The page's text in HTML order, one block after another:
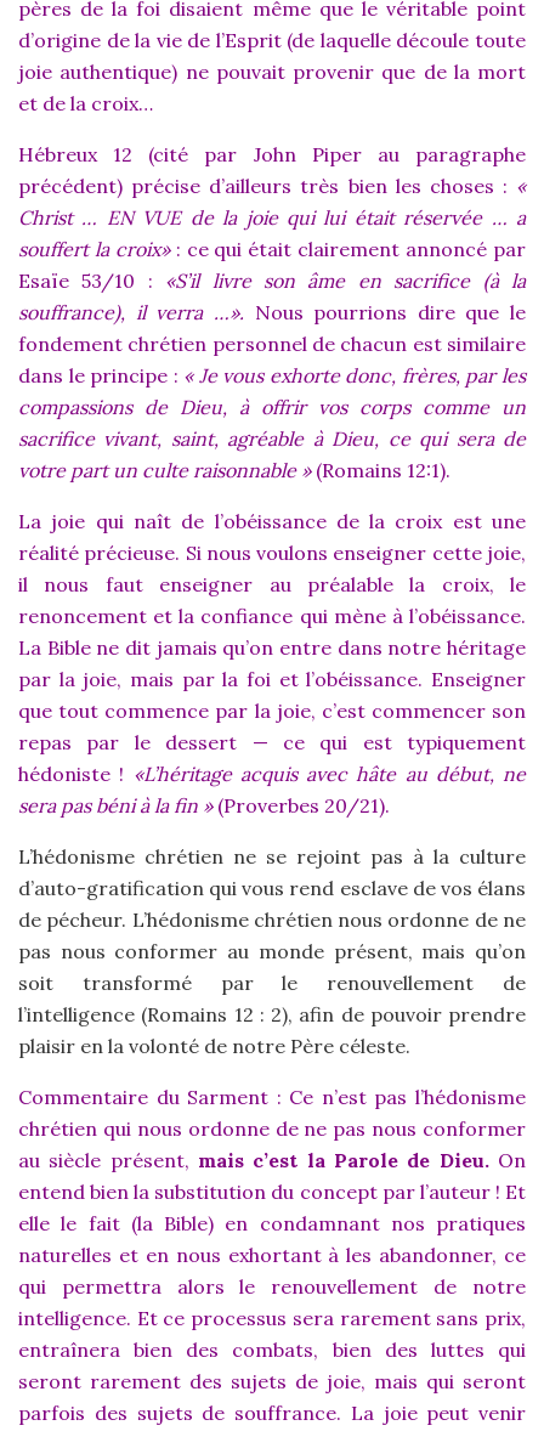
pères de la foi disaient même que le véritable point
d’origine de la vie de l’Esprit (de laquelle découle toute
joie authentique) ne pouvait provenir que de la mort
et de la croix…
Hébreux 12 (cité par John Piper au paragraphe
précédent) précise d’ailleurs très bien les choses : «
Christ … EN VUE de la joie qui lui était réservée … a
souffert la croix» : ce qui était clairement annoncé par
Esaïe 53/10 : «S’il livre son âme en sacrifice (à la
souffrance), il verra …». Nous pourrions dire que le
fondement chrétien personnel de chacun est similaire
dans le principe : « Je vous exhorte donc, frères, par les
compassions de Dieu, à offrir vos corps comme un
sacrifice vivant, saint, agréable à Dieu, ce qui sera de
votre part un culte raisonnable »(Romains 12:1).
La joie qui naît de l’obéissance de la croix est une
réalité précieuse. Si nous voulons enseigner cette joie,
il nous faut enseigner au préalable la croix, le
renoncement et la confiance qui mène à l’obéissance.
La Bible ne dit jamais qu’on entre dans notre héritage
par la joie, mais par la foi et l’obéissance. Enseigner
que tout commence par la joie, c’est commencer son
repas par le dessert — ce qui est typiquement
hédoniste ! «L’héritage acquis avec hâte au début, ne
sera pas béni à la fin »(Proverbes 20/21).
L’hédonisme chrétien ne se rejoint pas à la culture
d’auto-gratification qui vous rend esclave de vos élans
de pécheur. L’hédonisme chrétien nous ordonne de ne
pas nous conformer au monde présent, mais qu’on
soit transformé par le renouvellement de
l’intelligence (Romains 12 : 2), afin de pouvoir prendre
plaisir en la volonté de notre Père céleste.
Commentaire du Sarment : Ce n’est pas l’hédonisme
chrétien qui nous ordonne de ne pas nous conformer
au siècle présent, mais c’est la Parole de Dieu. On
entend bien la substitution du concept par l’auteur ! Et
elle le fait (la Bible) en condamnant nos pratiques
naturelles et en nous exhortant à les abandonner, ce
qui permettra alors le renouvellement de notre
intelligence. Et ce processus sera rarement sans prix,
entraînera bien des combats, bien des luttes qui
seront rarement des sujets de joie, mais qui seront
parfois des sujets de souffrance. La joie peut venir